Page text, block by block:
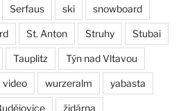
Serfaus ski snowboard
St. Anton Struhy Stubai
Tauplitz Týn nad Vltavou
video wurzeralm yabasta
židárna